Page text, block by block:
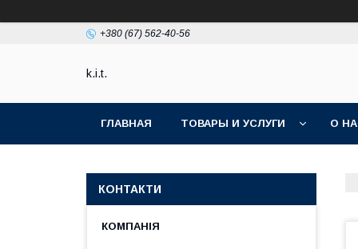
+380 (67) 562-40-56
k.i.t.
ГЛАВНАЯ ТОВАРЫ И УСЛУГИ О
КОНТАКТИ